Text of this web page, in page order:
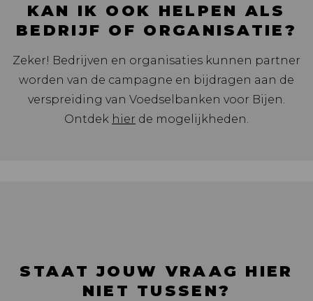
KAN IK OOK HELPEN ALS
BEDRIJF OF ORGANISATIE?
Zeker! Bedrijven en organisaties kunnen partner
worden van de campagne en bijdragen aan de
verspreiding van Voedselbanken voor Bijen.
Ontdek hier de mogelijkheden.
STAAT JOUW VRAAG HIER
NIET TUSSEN?